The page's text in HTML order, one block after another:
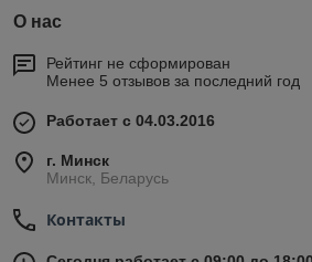
О нас
Рейтинг не сформирован
Менее 5 отзывов за последний год
Работает с 04.03.2016
г. Минск
Минск, Беларусь
Контакты